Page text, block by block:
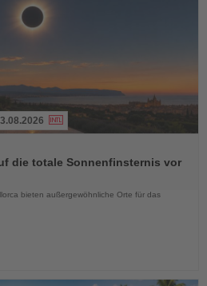
die totale Sonnenfinsternis vor
bieten außergewöhnliche Orte für das